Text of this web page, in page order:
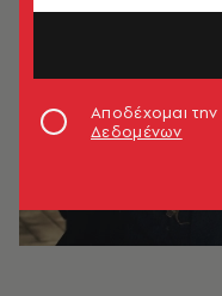
Αποδέχομαι την
Δεδομένων